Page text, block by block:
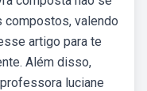
compostos, valendo
artigo para te
Além disso,
luciane